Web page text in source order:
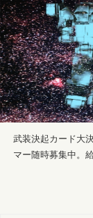
武装決起カード大
マー随時募集中。